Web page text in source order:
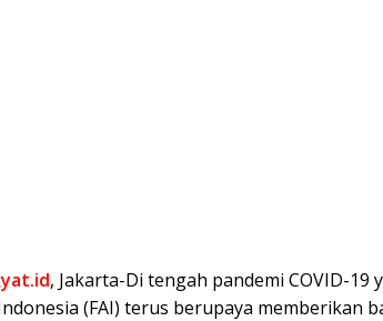
, Jakarta-Di tengah pandemi COVID-19
(FAI) terus berupaya memberikan